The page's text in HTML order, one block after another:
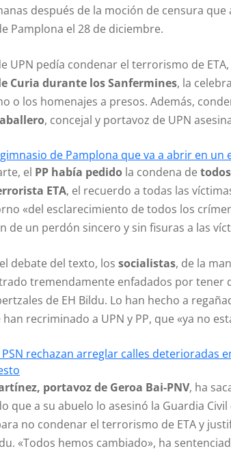
después de la moción de censura
Pamplona el 28 de diciembre.
UPN pedía condenar el terrorismo de
Curia durante los Sanfermines, la
o los homenajes a presos. Además,
, concejal y portavoz de UPN
de Pamplona que va a abrir en
el PP había pedido la condena de
ETA, el recuerdo a todas las
«del esclarecimiento de todos los
de un perdón sincero y sin fisuras a las
debate del texto, los socialistas, de la
tremendamente enfadados por tener
de EH Bildu. Lo han hecho a
han recriminado a UPN y PP, que «ya no
PSN rechazan arreglar calles deterioradas
portavoz de Geroa Bai-PNV, ha
que a su abuelo lo asesinó la Guardia
no condenar el terrorismo de ETA y
«Todos hemos cambiado», ha